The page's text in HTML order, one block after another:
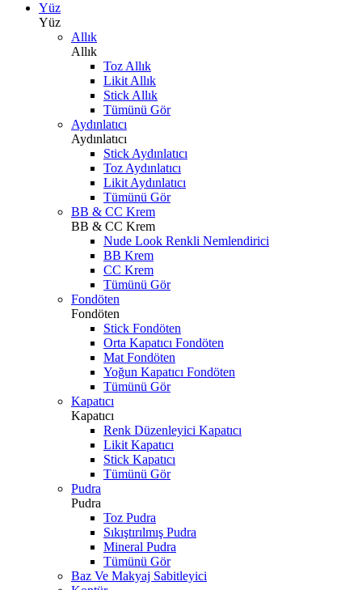
Yüz
Yüz
Allık
Allık
Toz Allık
Likit Allık
Stick Allık
Tümünü Gör
Aydınlatıcı
Aydınlatıcı
Stick Aydınlatıcı
Toz Aydınlatıcı
Likit Aydınlatıcı
Tümünü Gör
BB & CC Krem
BB & CC Krem
Nude Look Renkli Nemlendirici
BB Krem
CC Krem
Tümünü Gör
Fondöten
Fondöten
Stick Fondöten
Orta Kapatıcı Fondöten
Mat Fondöten
Yoğun Kapatıcı Fondöten
Tümünü Gör
Kapatıcı
Kapatıcı
Renk Düzenleyici Kapatıcı
Likit Kapatıcı
Stick Kapatıcı
Tümünü Gör
Pudra
Pudra
Toz Pudra
Sıkıştırılmış Pudra
Mineral Pudra
Tümünü Gör
Baz Ve Makyaj Sabitleyici